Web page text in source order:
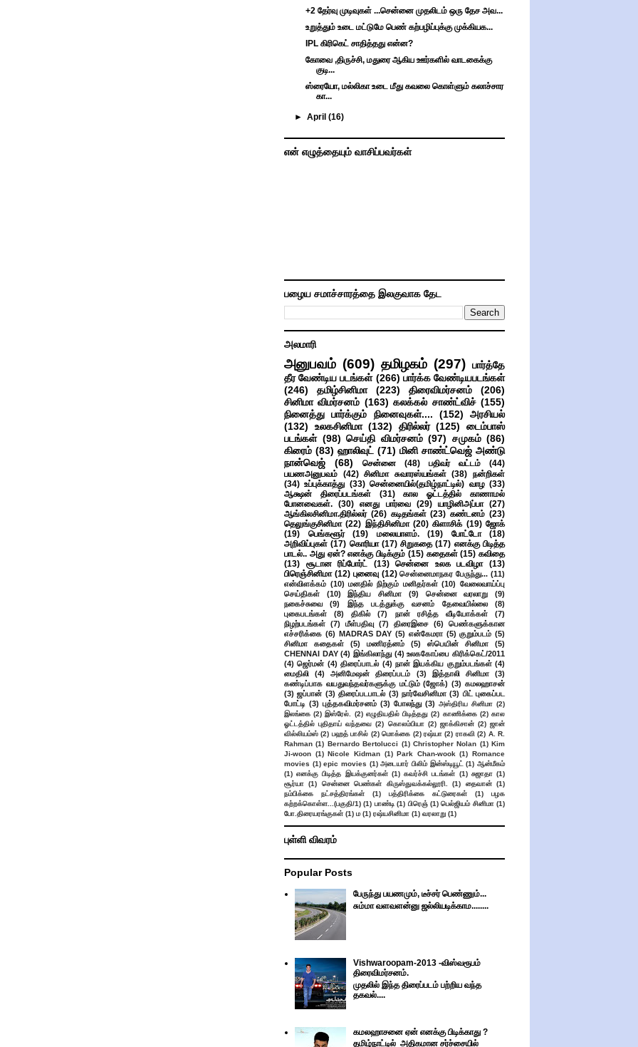
+2 தேர்வு முடிவுகள் ...சென்னை முதலிடம் ஒரு தேச அவ...
உறுத்தும் உடை மட்டுமே பெண் கற்பழிப்புக்கு முக்கியக...
IPL கிரிகெட் சாதித்தது என்ன?
கோவை ,திருச்சி, மதுரை ஆகிய ஊர்களில் வாடகைக்கு
குடி...
ஸ்ரையோ, மல்லிகா உடை மீது கவலை கொள்ளும் கலாச்சார
கா...
►April(16)
என் எழுத்தையும் வாசிப்பவர்கள்
பழைய சமாச்சாரத்தை இலகுவாக தேட
அலமாரி
அனுபவம் (609) தமிழகம் (297) பார்த்தே
தீர வேண்டிய படங்கள் (266) பார்க்க வேண்டியபடங்கள்
(246)
தமிழ்சினிமா (223) திரைவிமர்சனம்
(206)
சினிமா விமர்சனம் (163) கலக்கல் சாண்ட்விச் (155)
நினைத்து பார்க்கும் நினைவுகள்....
(152)
அரசியல்
(132)
உலகசினிமா (132) திரில்லர் (125)
டைம்பாஸ்
படங்கள் (98) செய்தி விமர்சனம் (97) சமுகம் (86)
கிரைம் (83) ஹாலிவுட் (71) மினி சாண்ட்வெஜ் அண்டு
நான்வெஜ்
(68) சென்னை (48) பதிவர் வட்டம்
(44)
பயணஅனுபவம் (42) சினிமா சுவாரஸ்யங்கள் (38) நன்றிகள்
(34) உப்புக்காத்து (33) சென்னையில்(தமிழ்நாட்டில்) வாழ (33)
ஆக்ஷன் திரைப்படங்கள்
(31)
கால ஓட்டத்தில் காணாமல்
போனவைகள். (30) எனது பார்வை (29) யாழினிஅப்பா (27)
ஆங்கிலசினிமா.திரில்லர் (26) கடிதங்கள் (23) கண்டனம் (23)
தெலுங்குசினிமா (22) இந்திசினிமா (20) கிளாசிக் (19) ஜோக்
(19)
பெங்களூர் (19) மலையாளம். (19) போட்டோ
(18)
அறிவிப்புகள் (17) கொரியா (17) சிறுகதை (17) எனக்கு பிடித்த
பாடல்.. அது ஏன்? எனக்கு பிடிக்கும் (15) கதைகள் (15) கவிதை
(13)
சூடான ரிப்போர்ட் (13) சென்னை உலக படவிழா
(13)
பிரெஞ்சினிமா (12) புனைவு (12) சென்னைமாநகர பேருந்து... (11)
என்விளக்கம் (10) மனதில் நிற்கும் மனிதர்கள் (10) வேலைவாய்ப்பு
செய்திகள்
(10) இந்திய சினிமா (9) சென்னை வரலாறு
(9)
நகைச்சுவை
(9) இந்த படத்துக்கு வசனம் தேவையில்லை
(8)
புகைபடங்கள்
(8) திகில் (7) நான் ரசித்த வீடியோக்கள்
(7)
நிழற்படங்கள் (7) மீள்பதிவு (7) திரைஇசை (6)
பெண்களுக்கான
எச்சரிக்கை (6) MADRAS DAY (5) என்கேமரா (5) குறும்படம் (5)
சினிமா கதைகள்
(5) மணிரத்னம் (5) ஸ்பெயின் சினிமா
(5)
CHENNAI DAY (4) இங்கிலாந்து (4) உலககோப்பை கிரிக்கெட்/2011
(4) ஜெர்மன் (4) திரைப்பாடல் (4) நான் இயக்கிய குறும்படங்கள் (4)
மைதிலி
(4) அனிமேஷன் திரைப்படம் (3) இத்தாலி சினிமா
(3)
கண்டிப்பாக வயதுவந்தவர்களுக்கு மட்டும் (ஜோக்) (3) கமலஹாசன்
(3) ஜப்பான் (3) திரைப்படபாடல் (3) நார்வேசினிமா (3) பிட் புகைப்பட
போட்டி (3) புத்தகவிமர்சனம் (3) போலந்து (3) அஸ்திரிய சினிமா (2)
இலங்கை (2) இஸ்ரேல். (2) எழுதியதில் பிடித்தது (2) காணிக்கை (2) கால
ஓட்டத்தில் புதிதாய் வந்தவை (2) கொலம்பியா (2) ஜாக்கிசான் (2) ஜான்
வில்லியம்ஸ் (2) பஹத் பாசில் (2) மொக்கை (2) ரஷ்யா (2) ராகவி (2) A. R.
Rahman (1) Bernardo Bertolucci (1) Christopher Nolan (1) Kim
Ji-woon (1) Nicole Kidman (1) Park Chan-wook (1) Romance
movies (1) epic movies (1) அடையார் பிலிம் இன்ஸ்டியூட் (1) ஆன்மீகம்
(1) எனக்கு பிடித்த இயக்குனர்கள் (1) கவர்ச்சி படங்கள் (1) சுஜாதா (1)
சூர்யா (1) சென்னை பெண்கள் கிருஸ்துவக்கல்லூரி. (1) தைவான் (1)
நம்பிக்கை நட்சத்திரங்கள்
(1) பத்திரிக்கை கட்டுரைகள் (1)
பழக
கற்றக்கொள்ள...(பகுதி/1) (1) பாண்டி (1) பிரெஞ் (1) பெல்ஜியம் சினிமா (1)
போ.திரையரங்குகள் (1) ம (1) ரஷ்யசினிமா (1) வரலாறு (1)
புள்ளி விவரம்
Popular Posts
பேருந்து பயணமும், டீச்சர் பெண்ணும்...
சும்மா வளவளன்னு ஜல்லியடிக்காம........
Vishwaroopam-2013 -விஸ்வரூபம்
திரைவிமர்சனம்.
முதலில் இந்த திரைப்படம் பற்றிய வந்த
தகவல்....
கமலஹாசனை ஏன் எனக்கு பிடிக்காது ?
தமிழ்நாட்டில் அதிகமான சர்ச்சையில்